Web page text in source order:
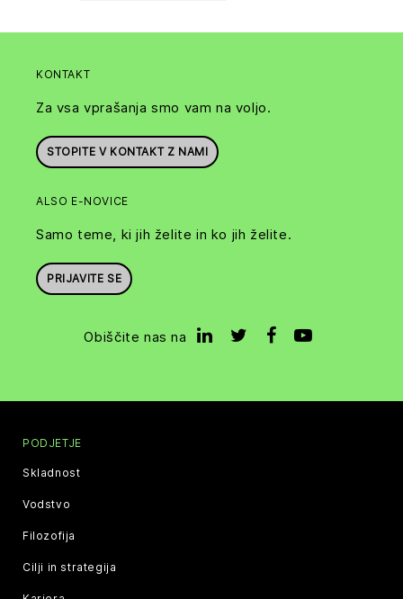
KONTAKT
Za vsa vprašanja smo vam na voljo.
STOPITE V KONTAKT Z NAMI
ALSO E-NOVICE
Samo teme, ki jih želite in ko jih želite.
PRIJAVITE SE
Obiščite nas na
PODJETJE
Skladnost
Vodstvo
Filozofija
Cilji in strategija